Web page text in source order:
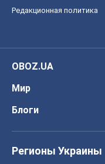
Редакционная политика
OBOZ.UA
Мир
Блоги
Регионы Украины